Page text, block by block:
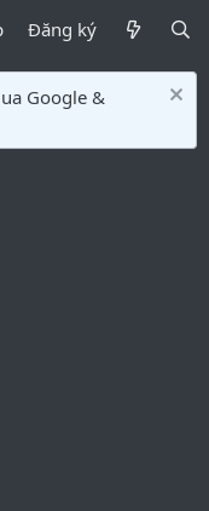
Đăng ký
Google &